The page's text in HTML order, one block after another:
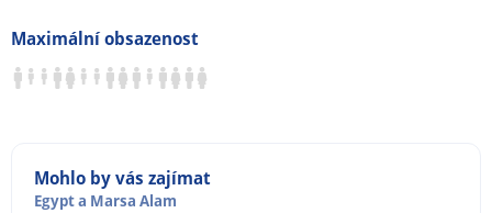
Maximální obsazenost
Mohlo by vás zajímat
Egypta Marsa Alam